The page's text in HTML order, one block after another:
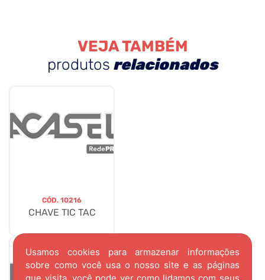
Usamos cookies para armazenar informações
sobre como você usa o nosso site e as páginas
VEJA TAMBÉM
produtos relacionados
CÓD. 10216
CHAVE TIC TAC